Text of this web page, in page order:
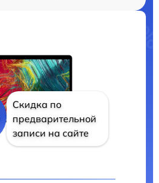
Скидка по
предварительной
записи на сайте